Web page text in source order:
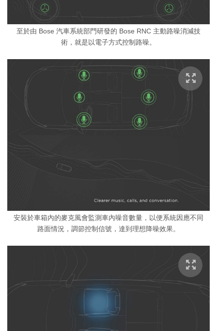
至於由 Bose 汽車系統部門研發的 Bose RNC 主動路噪消減技
術，就是以電子方式控制路噪。
安裝於車箱內的麥克風會監測車內噪音數量，以便系統因應不同
路面情況，調節控制信號，達到理想降噪效果。